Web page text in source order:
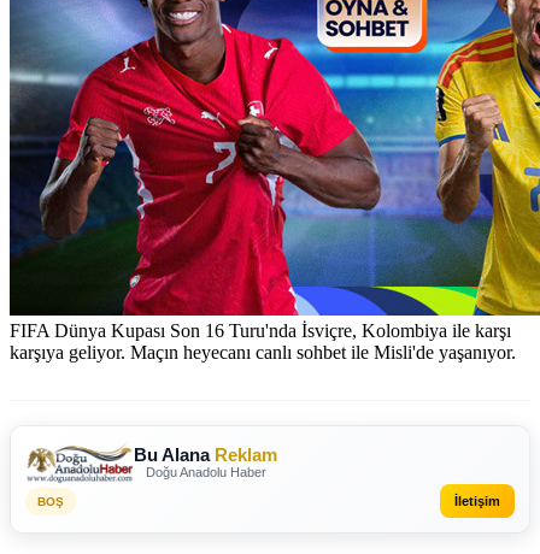
FIFA Dünya Kupası Son 16 Turu'nda İsviçre, Kolombiya ile karşı
karşıya geliyor. Maçın heyecanı canlı sohbet ile Misli'de yaşanıyor.
Bu Alana Reklam
Doğu Anadolu Haber
BOŞ İletişim